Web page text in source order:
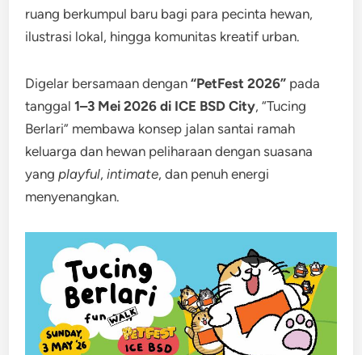
ruang berkumpul baru bagi para pecinta hewan,
ilustrasi lokal, hingga komunitas kreatif urban.
Digelar bersamaan dengan“PetFest 2026” pada
tanggal 1–3 Mei 2026 di ICE BSD City, “Tucing
Berlari” membawa konsep jalan santai ramah
keluarga dan hewan peliharaan dengan suasana
yangplayful,intimate, dan penuh energi
menyenangkan.